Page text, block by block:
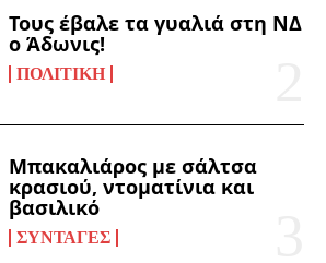
Τους έβαλε τα γυαλιά στη ΝΔ
ο Άδωνις!
ΠΟΛΙΤΙΚΉ
Μπακαλιάρος με σάλτσα
κρασιού, ντοματίνια και
βασιλικό
ΣΥΝΤΑΓΈΣ